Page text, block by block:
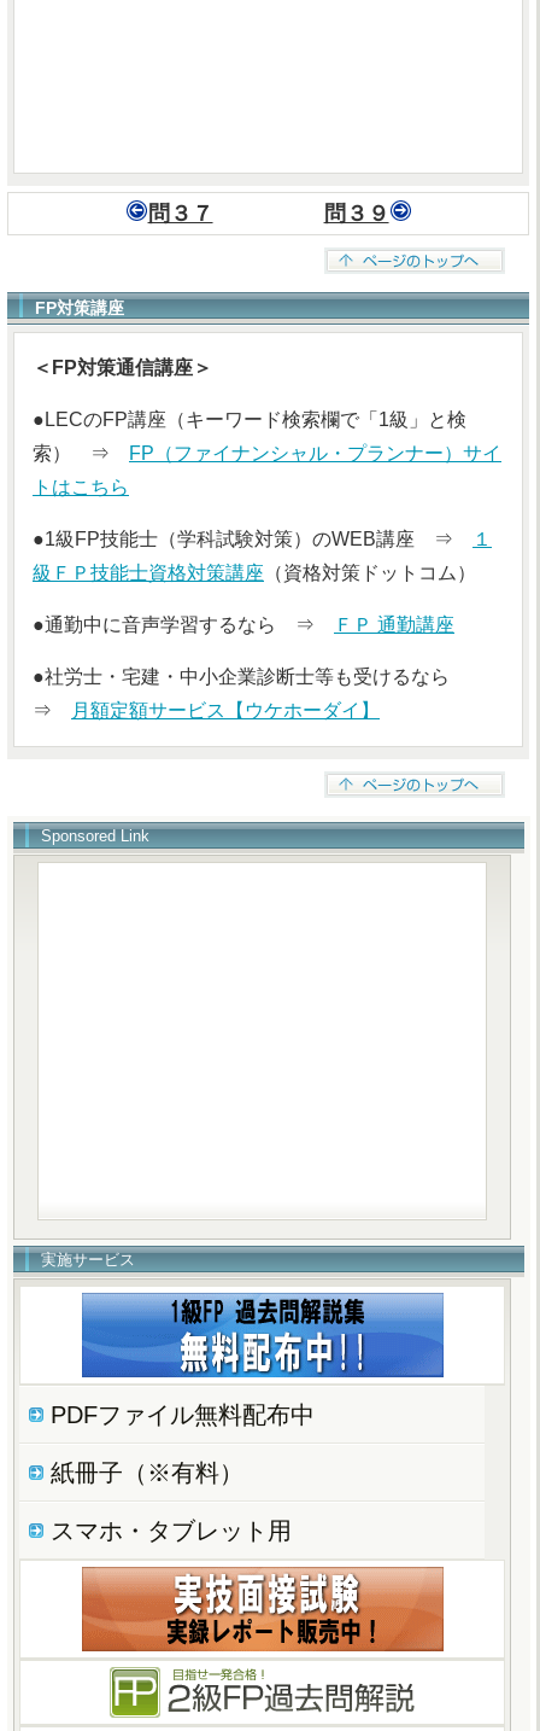
問３７ 問３９
FP対策講座
＜FP対策通信講座＞
●LECのFP講座（キーワード検索欄で「1級」と検
索） ⇒
FP（ファイナンシャル・プランナー）サイ
トはこちら
●1級FP技能士（学科試験対策）のWEB講座 ⇒
１
級ＦＰ技能士資格対策講座 （資格対策ドットコム）
●通勤中に音声学習するなら ⇒ ＦＰ 通勤講座
●社労士・宅建・中小企業診断士等も受けるなら
⇒
月額定額サービス【ウケホーダイ】
Sponsored Link
実施サービス
PDFファイル無料配布中
紙冊子（※有料）
スマホ・タブレット用